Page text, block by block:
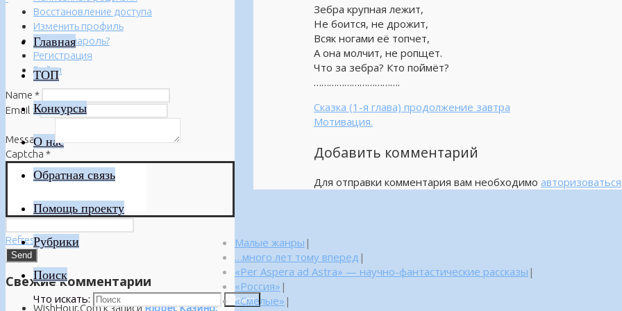
Главная
ТОП
Конкурсы
О нас
Обратная связь
Помощь проекту
Рубрики
Поиск
Что искать: Поиск
Зебра крупная лежит,
Не боится, не дрожит,
Всяк ногами её топчет,
А она молчит, не ропщет.
Что за зебра? Кто поймёт?
…………………………….
Сказка (1-я глава) продолжение завтра
Мотивация.
Добавить комментарий
Для отправки комментария вам необходимо авторизоваться
Восстановление доступа
Изменить профиль
Забыли пароль?
Регистрация
Войти
Name *
Email *
Message*
Captcha *
Refresh
Свежие комментарии
WishHour.Comк записиRiobet Казино:
Малые жанры |
…много лет тому вперед |
«Per Aspera ad Astra» — научно-фантастические рассказы |
«Россия» |
«Смелые» |